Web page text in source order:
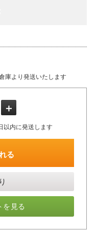
庫より発送いたします
＋
以内に発送します
る
を見る